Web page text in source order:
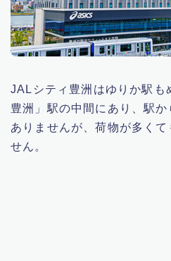
JALシティ豊洲はゆりか駅も
豊洲」駅の中間にあり、駅
ありませんが、荷物が多く
せん。